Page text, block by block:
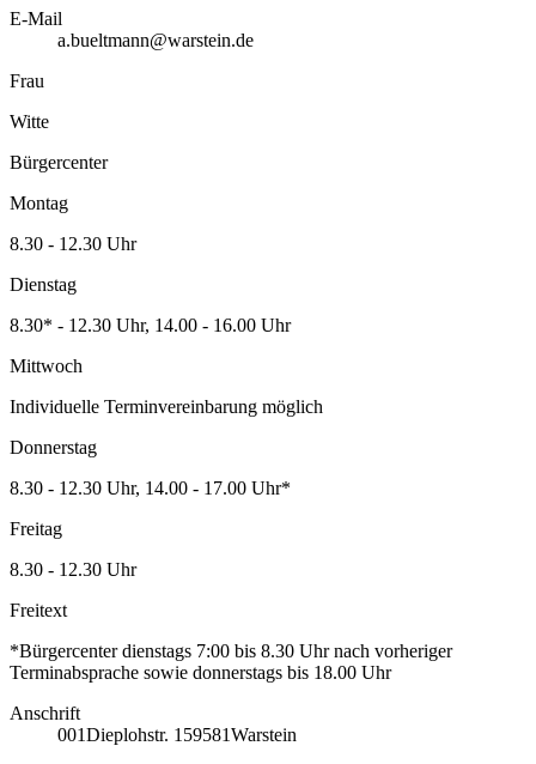
E-Mail
a.bueltmann@warstein.de
Frau
Witte
Bürgercenter
Montag
8.30 - 12.30 Uhr
Dienstag
8.30* - 12.30 Uhr, 14.00 - 16.00 Uhr
Mittwoch
Individuelle Terminvereinbarung möglich
Donnerstag
8.30 - 12.30 Uhr, 14.00 - 17.00 Uhr*
Freitag
8.30 - 12.30 Uhr
Freitext
*Bürgercenter dienstags 7:00 bis 8.30 Uhr nach vorheriger
Terminabsprache sowie donnerstags bis 18.00 Uhr
Anschrift
001Dieplohstr. 1 59581Warstein